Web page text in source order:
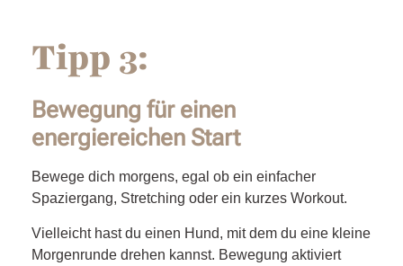
Tipp 3:
Bewegung für einen
energiereichen Start
Bewege dich morgens, egal ob ein einfacher
Spaziergang, Stretching oder ein kurzes Workout.
Vielleicht hast du einen Hund, mit dem du eine kleine
Morgenrunde drehen kannst. Bewegung aktiviert